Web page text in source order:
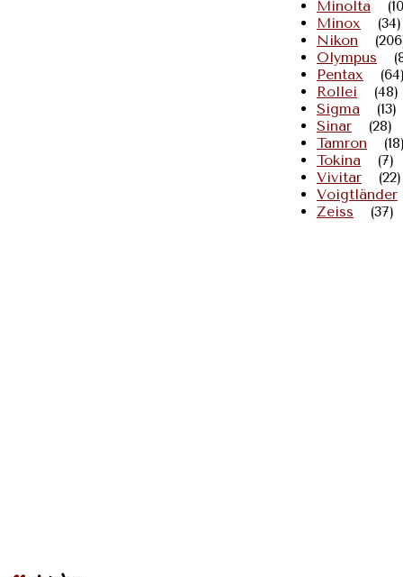
Minolta
Minox
(34)
Nikon
Olympus
Pentax
Rollei
(48)
Sigma
(13)
Sinar
(28)
Tamron
Tokina
(7)
Vivitar
(22)
Voigtländer
Zeiss
(37)